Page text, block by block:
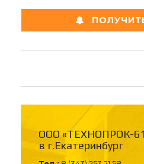
ООО «ТЕХНОПРОК-
в г.Екатеринбург